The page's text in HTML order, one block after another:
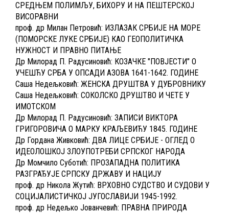
СРЕДЊЕМ ПОЛИМЉУ, БИХОРУ И НА ПЕШТЕРСКОЈ
ВИСОРАВНИ
проф. др Милан Петровић: ИЗЛАЗАК СРБИЈЕ НА МОРЕ
(ПОМОРСКЕ ЛУКЕ СРБИЈЕ) КАО ГЕОПОЛИТИЧКА
НУЖНОСТ И ПРАВНО ПИТАЊЕ
Др Милорад П. Радусиновић: КОЗАЧКЕ "ПОВЈЕСТИ" О
УЧЕШЋУ СРБА У ОПСАДИ АЗОВА 1641-1642. ГОДИНЕ
Саша Недељковић: ЖЕНСКА ДРУШТВА У ДУБРОВНИКУ
Саша Недељковић: СОКОЛСКО ДРУШТВО И ЧЕТЕ У
ИМОТСКОМ
Др Милорад П. Радусиновић: ЗАПИСИ ВИКТОРА
ГРИГОРОВИЧА О МАРКУ КРАЉЕВИЋУ 1845. ГОДИНЕ
Др Гордана Живковић: ДВА ЛИЦЕ СРБИЈЕ - ОГЛЕД О
ИДЕОЛОШКОЈ ЗЛОУПОТРЕБИ СРПСКОГ НАРОДА
Др Момчило Суботић: ПРОЗАПАДНА ПОЛИТИКА
РАЗГРАЂУЈЕ СРПСКУ ДРЖАВУ И НАЦИЈУ
проф. др Никола Жутић: ВРХОВНО СУДСТВО И СУДОВИ У
СОЦИЈАЛИСТИЧКОЈ ЈУГОСЛАВИЈИ 1945-1992.
проф. др Недељко Јованчевић: ПРАВНА ПРИРОДА